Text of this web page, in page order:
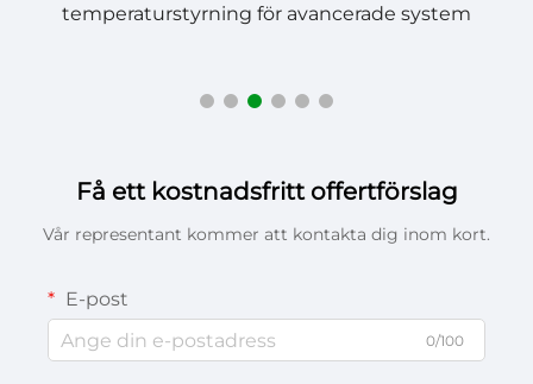
temperaturstyrning för avancerade system
Få ett kostnadsfritt offertförslag
Vår representant kommer att kontakta dig inom kort.
E-post
0/100